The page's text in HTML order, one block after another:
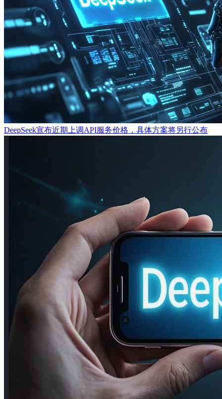
DeepSeek宣布近期上调API服务价格，具体方案将另行公布